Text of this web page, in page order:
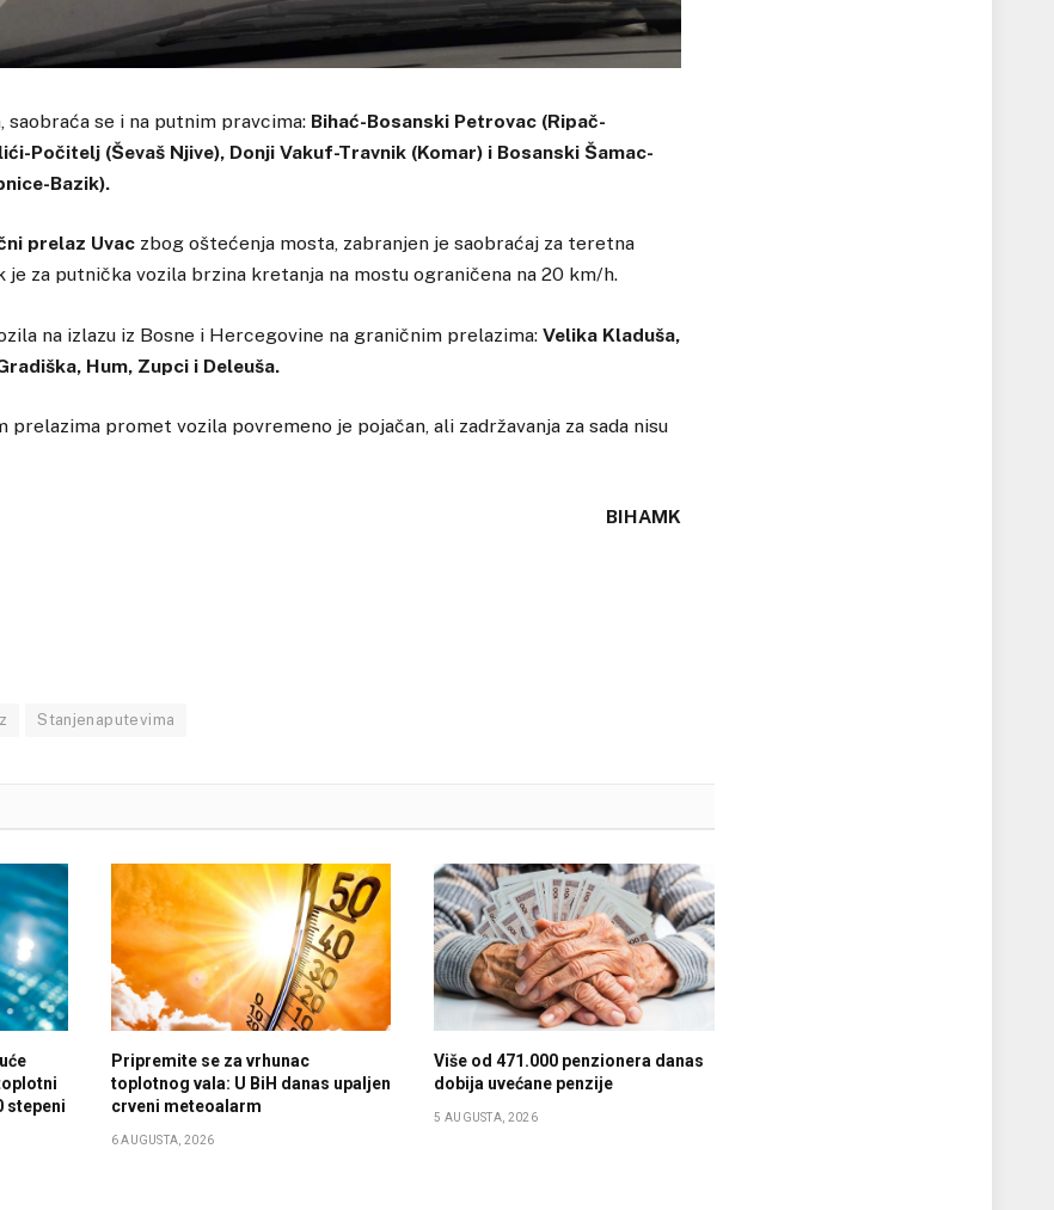
saobraća se i na putnim pravcima: Bihać-Bosanski Petrovac (Ripač-
Počitelj (Ševaš Njive), Donji Vakuf-Travnik (Komar) i Bosanski Šamac-
Bazik).
prelaz Uvac zbog oštećenja mosta, zabranjen je saobraćaj za teretna
je za putnička vozila brzina kretanja na mostu ograničena na 20 km/h.
na izlazu iz Bosne i Hercegovine na graničnim prelazima: Velika Kladuša,
Hum, Zupci i Deleuša.
prelazima promet vozila povremeno je pojačan, ali zadržavanja za sada nisu
BIHAMK
Stanjenaputevima
stepeni
Pripremite se za vrhunac
toplotnog vala: U BiH danas upaljen
crveni meteoalarm
6 AUGUSTA, 2026
Više od 471.000 penzionera danas
dobija uvećane penzije
5 AUGUSTA, 2026